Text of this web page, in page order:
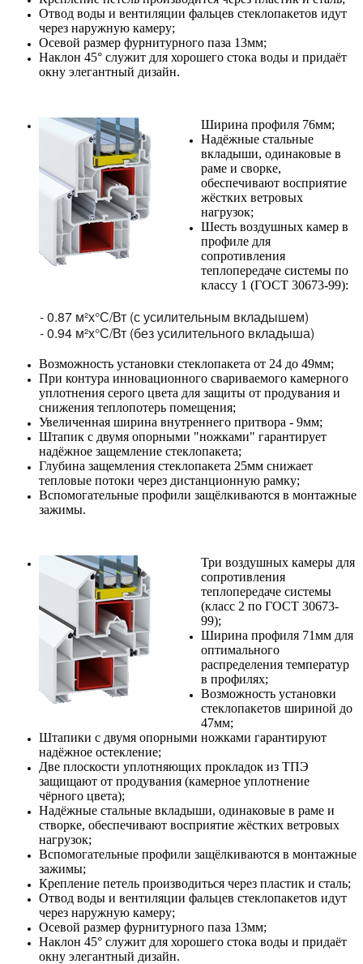
Отвод воды и вентиляции фальцев стеклопакетов идут
через наружную камеру;
Осевой размер фурнитурного паза 13мм;
Наклон 45° служит для хорошего стока воды и придаёт
окну элегантный дизайн.
Ширина профиля 76мм;
Надёжные стальные
вкладыши, одинаковые в
раме и сворке,
обеспечивают восприятие
жёстких ветровых
нагрузок;
Шесть воздушных камер в
профиле для
сопротивления
теплопередаче системы по
классу 1 (ГОСТ 30673-99):
- 0.87 м²х°С/Вт (с усилительным вкладышем)
- 0.94 м²х°С/Вт (без усилительного вкладыша)
Возможность установки стеклопакета от 24 до 49мм;
При контура инновационного свариваемого камерного
уплотнения серого цвета для защиты от продувания и
снижения теплопотерь помещения;
Увеличенная ширина внутреннего притвора - 9мм;
Штапик с двумя опорными "ножками" гарантирует
надёжное защемление стеклопакета;
Глубина защемления стеклопакета 25мм снижает
тепловые потоки через дистанционную рамку;
Вспомогательные профили защёлкиваются в монтажные
зажимы.
Три воздушных камеры для
сопротивления
теплопередаче системы
(класс 2 по ГОСТ 30673-
99);
Ширина профиля 71мм для
оптимального
распределения температур
в профилях;
Возможность установки
стеклопакетов шириной до
47мм;
Штапики с двумя опорными ножками гарантируют
надёжное остекление;
Две плоскости уплотняющих прокладок из ТПЭ
защищают от продувания (камерное уплотнение
чёрного цвета);
Надёжные стальные вкладыши, одинаковые в раме и
створке, обеспечивают восприятие жёстких ветровых
нагрузок;
Вспомогательные профили защёлкиваются в монтажные
зажимы;
Крепление петель производиться через пластик и сталь;
Отвод воды и вентиляции фальцев стеклопакетов идут
через наружную камеру;
Осевой размер фурнитурного паза 13мм;
Наклон 45° служит для хорошего стока воды и придаёт
окну элегантный дизайн.